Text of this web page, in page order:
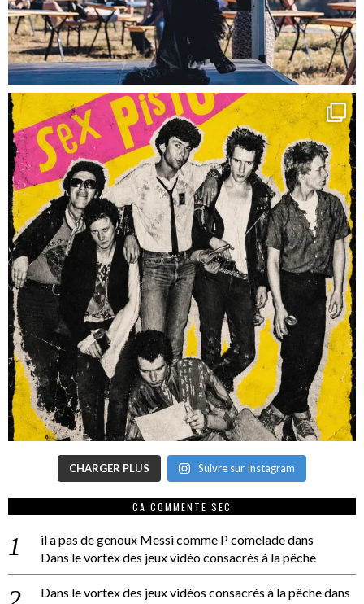
CHARGER PLUS Suivre sur Instagram
CA COMMENTE SEC
il a pas de genoux Messi comme P comeladedans
Dans le vortex des jeux vidéo consacrés à la pêche
Dans le vortex des jeux vidéos consacrés à la pêchedans